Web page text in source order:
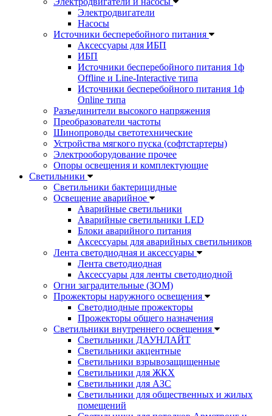
Электродвигатели
Насосы
Источники бесперебойного питания
Аксессуары для ИБП
ИБП
Источники бесперебойного питания 1ф
Offline и Line-Interactive типа
Источники бесперебойного питания 1ф
Online типа
Разъединители высокого напряжения
Преобразователи частоты
Шинопроводы светотехнические
Устройства мягкого пуска (софтстартеры)
Электрооборудование прочее
Опоры освещения и комплектующие
Светильники
Светильники бактерицидные
Освещение аварийное
Аварийные светильники
Аварийные светильники LED
Блоки аварийного питания
Аксессуары для аварийных светильников
Лента светодиодная и аксессуары
Лента светодиодная
Аксессуары для ленты светодиодной
Огни заградительные (ЗОМ)
Прожекторы наружного освещения
Светодиодные прожекторы
Прожекторы общего назначения
Светильники внутреннего освещения
Светильники ДАУНЛАЙТ
Светильники акцентные
Светильники взрывозащищенные
Светильники для ЖКХ
Светильники для АЗС
Светильники для общественных и жилых
помещений